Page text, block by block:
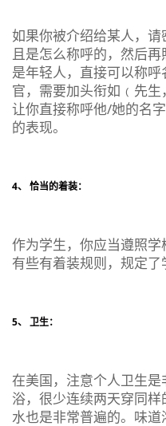
如果你被介绍给某人，
且是怎么称呼的，然后
是年轻人，直接可以称
官，需要加头衔如﹙先
让你直接称呼他/她的名
的表现。
4、 恰当的着装：
作为学生，你应当遵照学
有些有着装规则，规定了
5、 卫生：
在美国，注意个人卫生
浴，很少连续两天穿同
水也是非常普遍的。味